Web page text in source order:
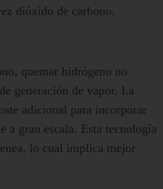
dióxido de carbono.
quemar hidrógeno no
generación de vapor. La
adicional para incorporar
a gran escala. Esta tecnología
lo cual implica mejor